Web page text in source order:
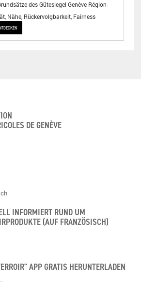
des Gütesiegel Genève Région-
Nähe, Rückervolgbarkeit, Fairness
DE GENÈVE
INFORMIERT RUND UM
(AUF FRANZÖSISCH)
APP GRATIS HERUNTERLADEN